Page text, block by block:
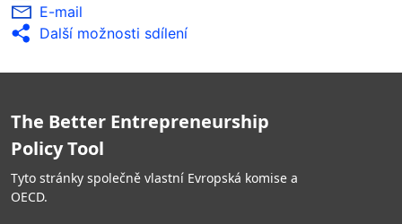
E-mail
Další možnosti sdílení
The Better Entrepreneurship
Policy Tool
Tyto stránky společně vlastní Evropská komise a
OECD.